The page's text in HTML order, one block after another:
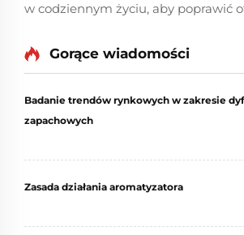
w codziennym życiu, aby poprawić
dezynfekcja, dezynfekcja, usunięcie
Typowym sposobem stosowania
Gorące wiadomości
Badanie trendów rynkowych w zakresie
zapachowych
Zasada działania aromatyzatora